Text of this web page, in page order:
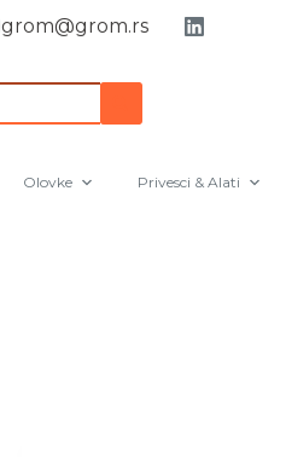
grom@grom.rs
Olovke Privesci & Alati